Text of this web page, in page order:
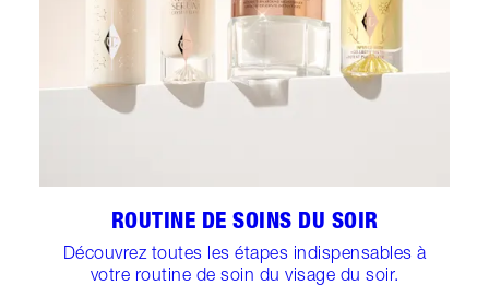
ROUTINE DE SOINS DU SOIR
Découvrez toutes les étapes indispensables à
votre routine de soin du visage du soir.